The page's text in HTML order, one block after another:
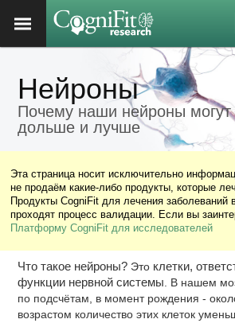
Нейроны
Почему наши нейроны могут
дольше и лучше
Эта страница носит исключительно
не продаём какие-либо продукты, которые
Продукты CogniFit для лечения заболеваний
проходят процесс валидации. Если вы
Платформу CogniFit для исследователей
Что такое нейроны? Это клетки,
функции нервной системы . В нашем
по подсчётам, в момент рождения -
возрастом количество этих клеток